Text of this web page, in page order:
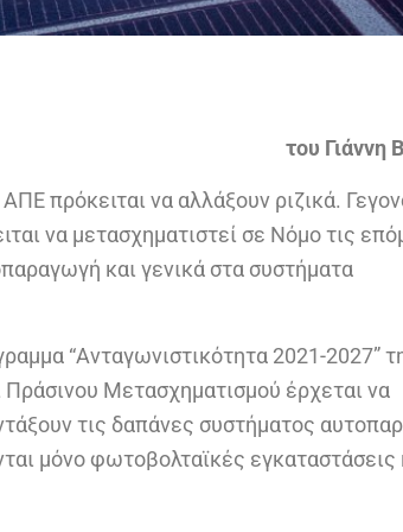
του Γιάννη
πρόκειται να αλλάξουν ριζικά.
να μετασχηματιστεί σε Νόμο τις
και γενικά στα συστήματα
“Ανταγωνιστικότητα 2021-2027”
Μετασχηματισμού έρχεται να
τις δαπάνες συστήματος
μόνο φωτοβολταϊκές εγκαταστάσεις